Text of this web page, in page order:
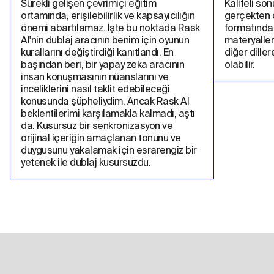
Sürekli gelişen çevrimiçi eğitim
ortamında, erişilebilirlik ve kapsayıcılığın
önemi abartılamaz. İşte bu noktada Rask
AI'nin dublaj aracının benim için oyunun
kurallarını değiştirdiği kanıtlandı. En
başından beri, bir yapay zeka aracının
insan konuşmasının nüanslarını ve
inceliklerini nasıl taklit edebileceği
konusunda şüpheliydim. Ancak Rask AI
beklentilerimi karşılamakla kalmadı, aştı
da. Kusursuz bir senkronizasyon ve
orijinal içeriğin amaçlanan tonunu ve
duygusunu yakalamak için esrarengiz bir
yetenek ile dublaj kusursuzdu.
Kaliteli
gerçekten
diğer
olabilir.